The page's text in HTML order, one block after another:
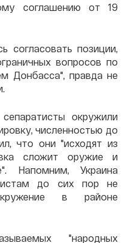
соглашению от 19
согласовать позиции,
вопросов по
Донбасса", правда не
окружили
численностью до
что они "исходят из
сложит оружие и
Напомним, Украина
до сих пор не
в районе
"народных